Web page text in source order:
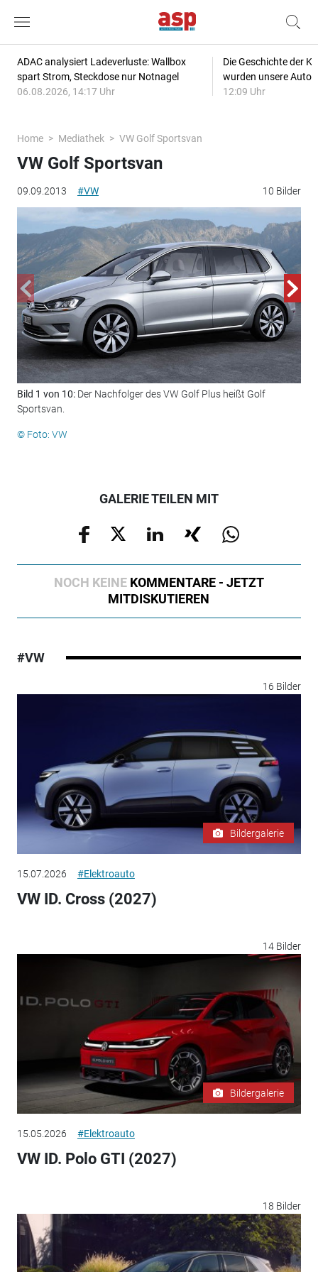
ADAC analysiert Ladeverluste: Wallbox
spart Strom, Steckdose nur Notnagel
06.08.2026, 14:17 Uhr
Die Geschichte der
wurden unsere
12:09 Uhr
Home Mediathek VW Golf Sportsvan
09.09.2013 #VW 10 Bilder
VW Golf Sportsvan
Bild 1 von 10: Der Nachfolger des VW Golf Plus heißt Golf
Sportsvan.
© Foto: VW
GALERIE TEILEN MIT
NOCH KEINE KOMMENTARE - JETZT
MITDISKUTIEREN
#VW
16 Bilder
Bildergalerie
15.07.2026 #Elektroauto
VW ID. Cross (2027)
14 Bilder
Bildergalerie
15.05.2026 #Elektroauto
VW ID. Polo GTI (2027)
18 Bilder